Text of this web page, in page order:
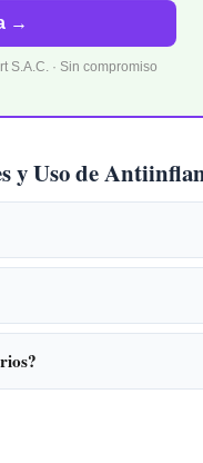
→
S.A.C. · Sin compromiso
y Uso de